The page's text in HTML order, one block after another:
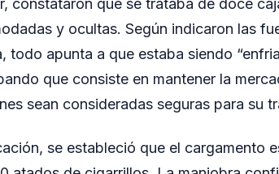
constataron que se trataba de doce
y ocultas. Según indicaron las
todo apunta a que estaba siendo
que consiste en mantener la
sean consideradas seguras para su
se estableció que el cargamento